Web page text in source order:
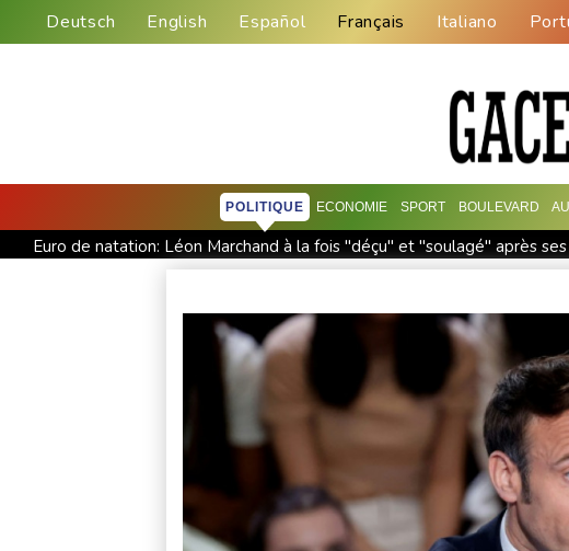
Deutsch English Español Français Italiano
POLITIQUE ECONOMIE SPORT BOULEVARD
Euro de natation: Léon Marchand à la fois "déçu" et "soulagé" après
L'Indonésie saisit 1,3 tonne de kétamine, une des plus grosses prises
L'auteur de la tuerie en Thaïlande avait déjà apporté une carabine à air
Des échanges de frappes font cinq morts en Ukraine et en Russie
Japon: 81 ans après Hiroshima, le tabou de la dissuasion nucléaire